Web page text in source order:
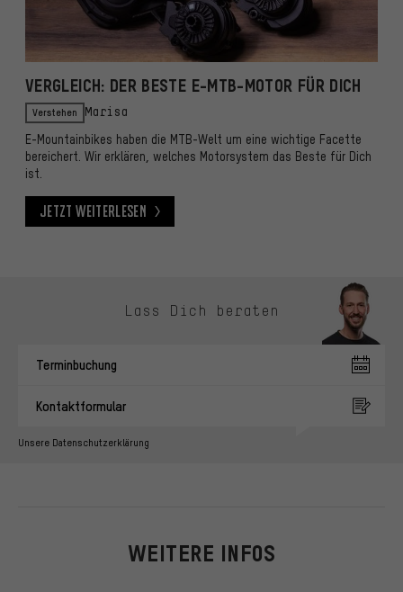
VERGLEICH: DER BESTE E-MTB-MOTOR FÜR DICH
Verstehen Marisa
E-Mountainbikes haben die MTB-Welt um eine wichtige Facette
bereichert. Wir erklären, welches Motorsystem das Beste für Dich
ist.
Jetzt weiterlesen
Lass Dich beraten
Terminbuchung
Kontaktformular
Unsere Datenschutzerklärung
WEITERE INFOS